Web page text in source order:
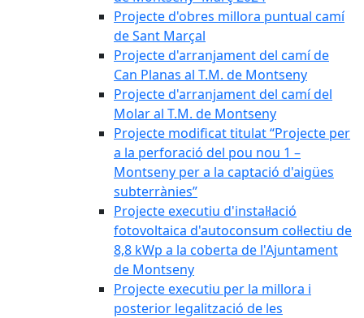
Projecte d'obres millora puntual camí
de Sant Marçal
Projecte d'arranjament del camí de
Can Planas al T.M. de Montseny
Projecte d'arranjament del camí del
Molar al T.M. de Montseny
Projecte modificat titulat “Projecte per
a la perforació del pou nou 1 –
Montseny per a la captació d'aigües
subterrànies”
Projecte executiu d'instal·lació
fotovoltaica d'autoconsum col·lectiu de
8,8 kWp a la coberta de l'Ajuntament
de Montseny
Projecte executiu per la millora i
posterior legalització de les